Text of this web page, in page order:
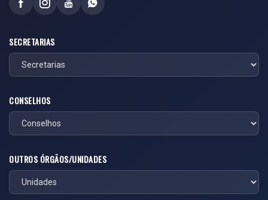
SECRETARIAS
CONSELHOS
OUTROS ÓRGÃOS/UNIDADES